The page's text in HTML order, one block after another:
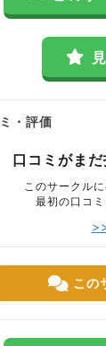
・評価
口コミがまだ
このサークル
最初の口コ
この